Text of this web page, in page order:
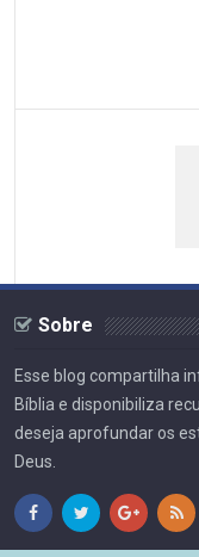
Sobre
Esse blog compartilha
Bíblia e disponibiliza
deseja aprofundar os
Deus.